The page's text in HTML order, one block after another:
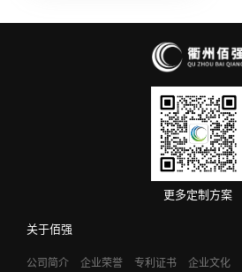
更多定制方案
关于佰强
公司简介 企业荣誉 专利证书 企业文化